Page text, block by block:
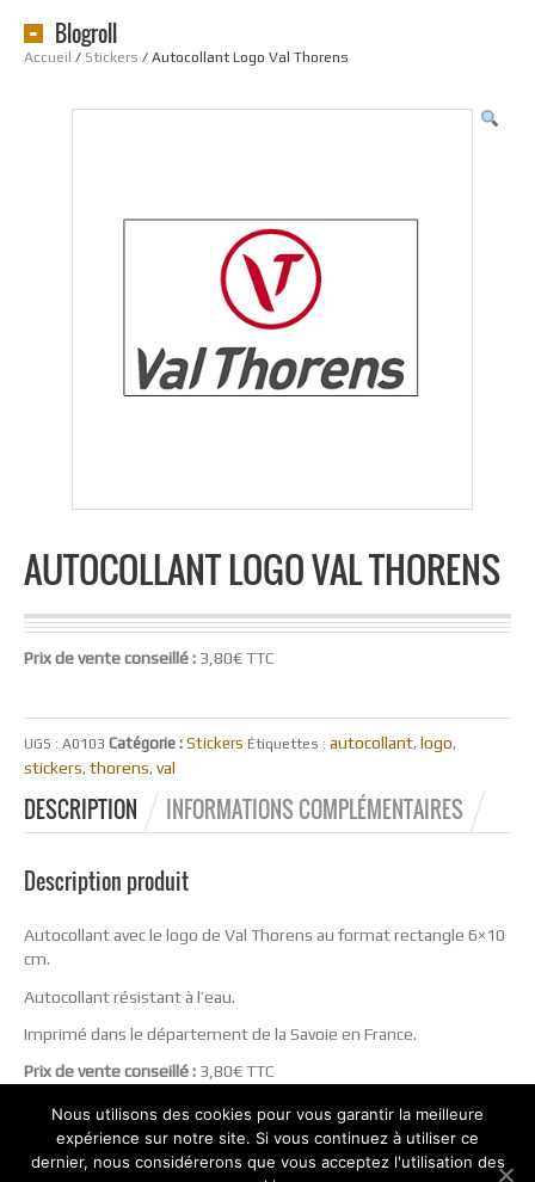
Accueil / Stickers / Autocollant Logo Val Thorens
AUTOCOLLANT LOGO VAL THORENS
Prix de vente conseillé : 3,80€ TTC
UGS : A0103 Catégorie : Stickers Étiquettes : autocollant, logo,
stickers, thorens, val
DESCRIPTION INFORMATIONS COMPLÉMENTAIRES
Description produit
Autocollant avec le logo de Val Thorens au format rectangle 6×10
cm.
Autocollant résistant à l’eau.
Imprimé dans le département de la Savoie en France.
Prix de vente conseillé : 3,80€ TTC
Blogroll
Nous utilisons des cookies pour vous garantir la meilleure
expérience sur notre site. Si vous continuez à utiliser ce
dernier, nous considérerons que vous acceptez l'utilisation des